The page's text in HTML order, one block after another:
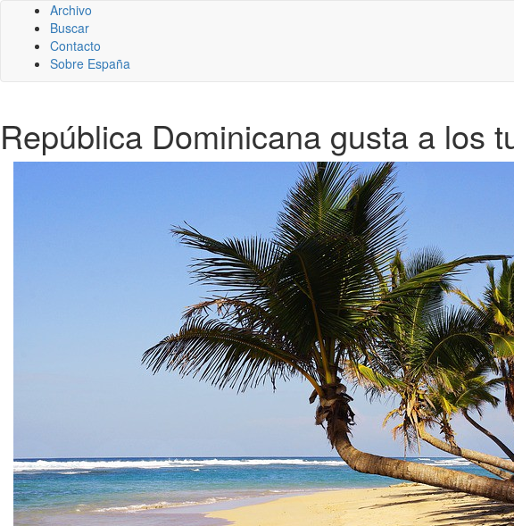
Archivo
Buscar
Contacto
Sobre España
República Dominicana gusta a los